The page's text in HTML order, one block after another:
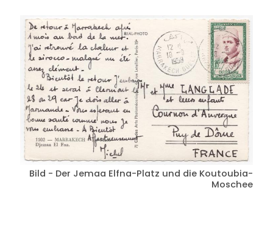
Bild - Der Jemaa Elfna-Platz und die Koutoubia-
Moschee